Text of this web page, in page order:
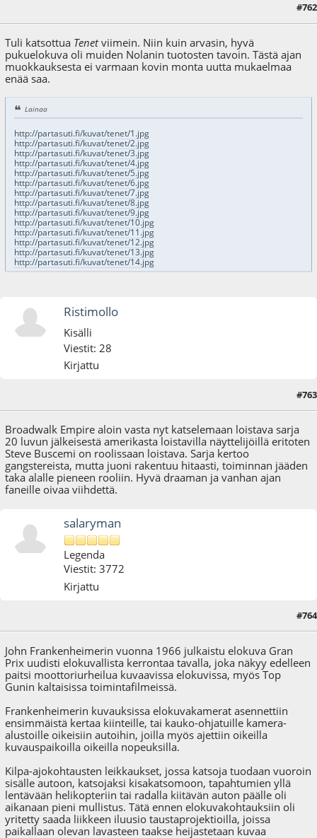
: 31.01.22 - klo:17:09 käyttäjältä Partasuti#762
Tuli katsottua Tenetviimein. Niin kuin arvasin, hyvä
pukuelokuva oli muiden Nolanin tuotosten tavoin. Tästä ajan
muokkauksesta ei varmaan kovin monta uutta mukaelmaa
enää saa.
Lainaa
http://partasuti.fi/kuvat/tenet/1.jpg
http://partasuti.fi/kuvat/tenet/2.jpg
http://partasuti.fi/kuvat/tenet/3.jpg
http://partasuti.fi/kuvat/tenet/4.jpg
http://partasuti.fi/kuvat/tenet/5.jpg
http://partasuti.fi/kuvat/tenet/6.jpg
http://partasuti.fi/kuvat/tenet/7.jpg
http://partasuti.fi/kuvat/tenet/8.jpg
http://partasuti.fi/kuvat/tenet/9.jpg
http://partasuti.fi/kuvat/tenet/10.jpg
http://partasuti.fi/kuvat/tenet/11.jpg
http://partasuti.fi/kuvat/tenet/12.jpg
http://partasuti.fi/kuvat/tenet/13.jpg
http://partasuti.fi/kuvat/tenet/14.jpg
Ristimollo
Kisälli
Viestit: 28
Kirjattu
#763
Broadwalk Empire aloin vasta nyt katselemaan loistava sarja
20 luvun jälkeisestä amerikasta loistavilla näyttelijöillä eritoten
Steve Buscemi on roolissaan loistava. Sarja kertoo
gangstereista, mutta juoni rakentuu hitaasti, toiminnan jääden
taka alalle pieneen rooliin. Hyvä draaman ja vanhan ajan
faneille oivaa viihdettä.
salaryman
Legenda
Viestit: 3772
Kirjattu
#764
John Frankenheimerin vuonna 1966 julkaistu elokuva Gran
Prix uudisti elokuvallista kerrontaa tavalla, joka näkyy edelleen
paitsi moottoriurheilua kuvaavissa elokuvissa, myös Top
Gunin kaltaisissa toimintafilmeissä.
Frankenheimerin kuvauksissa elokuvakamerat asennettiin
ensimmäistä kertaa kiinteille, tai kauko-ohjatuille kamera-
alustoille oikeisiin autoihin, joilla myös ajettiin oikeilla
kuvauspaikoilla oikeilla nopeuksilla.
Kilpa-ajokohtausten leikkaukset, jossa katsoja tuodaan vuoroin
sisälle autoon, katsojaksi kisakatsomoon, tapahtumien yllä
lentävään helikopteriin tai radalla kiitävän auton päälle oli
aikanaan pieni mullistus. Tätä ennen elokuvakohtauksiin oli
yritetty saada liikkeen iluusio taustaprojektioilla, joissa
paikallaan olevan lavasteen taakse heijastetaan kuvaa